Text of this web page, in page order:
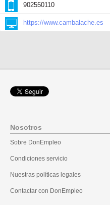
902550110
https://www.cambalache.es
Nosotros
Sobre DonEmpleo
Condiciones servicio
Nuestras políticas legales
Contactar con DonEmpleo